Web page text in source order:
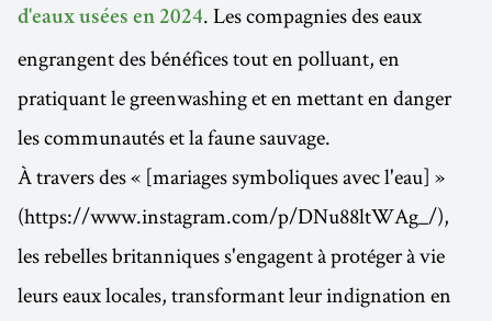
d'eaux usées en 2024. Les compagnies des eaux
engrangent des bénéfices tout en polluant, en
pratiquant le greenwashing et en mettant en danger
les communautés et la faune sauvage.
À travers des « [mariages symboliques avec l'eau] »
(https://www.instagram.com/p/DNu88ltWAg_/),
les rebelles britanniques s'engagent à protéger à vie
leurs eaux locales, transformant leur indignation en